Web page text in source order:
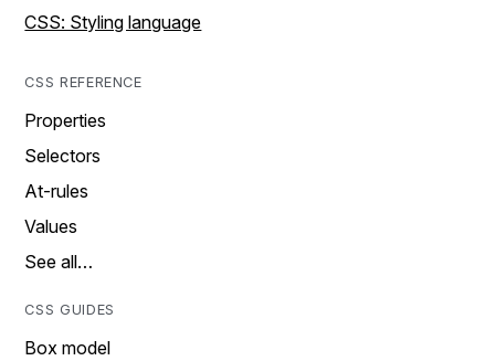
CSS: Styling language
CSS REFERENCE
Properties
Selectors
At-rules
Values
See all…
CSS GUIDES
Box model